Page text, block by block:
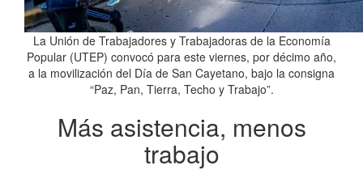
La Unión de Trabajadores y Trabajadoras de la Economía
Popular (UTEP) convocó para este viernes, por décimo año,
a la movilización del Día de San Cayetano, bajo la consigna
“Paz, Pan, Tierra, Techo y Trabajo”.
Más asistencia, menos
trabajo